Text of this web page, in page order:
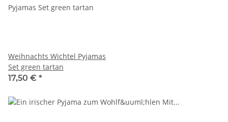
Weihnachts Wichtel Pyjamas
Set green tartan
17,50 € *